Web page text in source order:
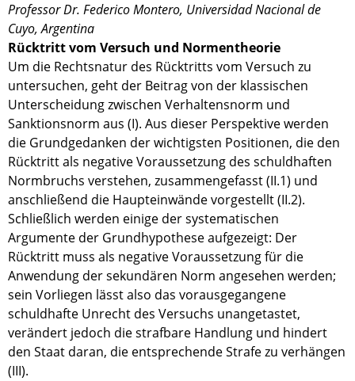
Professor Dr. Federico Montero, Universidad Nacional de
Cuyo, Argentina
Rücktritt vom Versuch und Normentheorie
Um die Rechtsnatur des Rücktritts vom Versuch zu
untersuchen, geht der Beitrag von der klassischen
Unterscheidung zwischen Verhaltensnorm und
Sanktionsnorm aus (I). Aus dieser Perspektive werden
die Grundgedanken der wichtigsten Positionen, die den
Rücktritt als negative Voraussetzung des schuldhaften
Normbruchs verstehen, zusammengefasst (II.1) und
anschließend die Haupteinwände vorgestellt (II.2).
Schließlich werden einige der systematischen
Argumente der Grundhypothese aufgezeigt: Der
Rücktritt muss als negative Voraussetzung für die
Anwendung der sekundären Norm angesehen werden;
sein Vorliegen lässt also das vorausgegangene
schuldhafte Unrecht des Versuchs unangetastet,
verändert jedoch die strafbare Handlung und hindert
den Staat daran, die entsprechende Strafe zu verhängen
(III).